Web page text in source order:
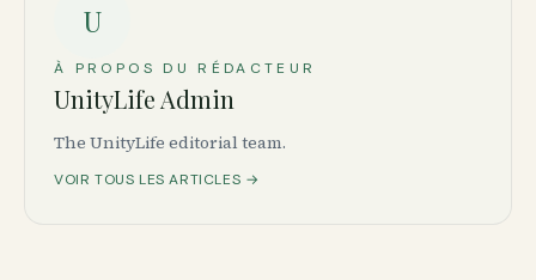
U
À PROPOS DU RÉDACTEUR
UnityLife Admin
The UnityLife editorial team.
VOIR TOUS LES ARTICLES →